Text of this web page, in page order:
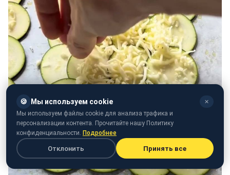
🍪 Мы используем cookie ✕
Мы используем файлы cookie для анализа трафика и
персонализации контента. Прочитайте нашу Политику
конфиденциальности. Подробнее
Отклонить Принять все